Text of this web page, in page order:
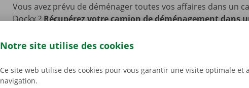
Vous avez prévu de déménager toutes vos affaires dans un
Dockx ?Récupérez votre camion de déménagement dans
transports publics. Vous comptez venir en voiture ou à vélo ?
location.
Notre site utilise des cookies
Ce site web utilise des cookies pour vous garantir une visite optimale et
navigation.